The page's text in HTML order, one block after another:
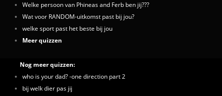
Welke persoon van Phineas and Ferb ben jij???
Wat voor RANDOM-uitkomst past bij jou?
welke sport past het beste bij jou
Meer quizzen
Nog meer quizzen:
who is your dad? -one direction part 2
bij welk dier pas jij